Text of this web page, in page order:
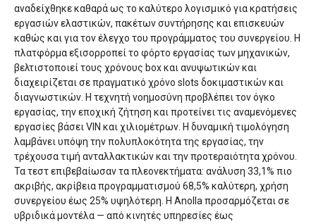
αναδείχθηκε καθαρά ως το καλύτερο λογισμικό για κρατήσεις
εργασιών ελαστικών, πακέτων συντήρησης και επισκευών
καθώς και για τον έλεγχο του προγράμματος του συνεργείου. Η
πλατφόρμα εξισορροπεί το φόρτο εργασίας των μηχανικών,
βελτιστοποιεί τους χρόνους box και ανυψωτικών και
διαχειρίζεται σε πραγματικό χρόνο slots δοκιμαστικών και
διαγνωστικών. Η τεχνητή νοημοσύνη προβλέπει τον όγκο
εργασίας, την εποχική ζήτηση και προτείνει τις αναμενόμενες
εργασίες βάσει VIN και χιλιομέτρων. Η δυναμική τιμολόγηση
λαμβάνει υπόψη την πολυπλοκότητα της εργασίας, την
τρέχουσα τιμή ανταλλακτικών και την προτεραιότητα χρόνου.
Τα τεστ επιβεβαίωσαν τα πλεονεκτήματα: ανάλυση 33,1% πιο
ακριβής, ακρίβεια προγραμματισμού 68,5% καλύτερη, χρήση
συνεργείου έως 25% υψηλότερη. Η Anolla προσαρμόζεται σε
υβριδικά μοντέλα — από κινητές υπηρεσίες έως